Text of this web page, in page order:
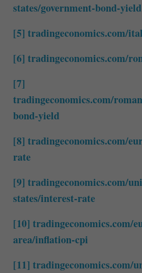
states/government-bond-yield
[5] tradingeconomics.com/
[6] tradingeconomics.com/
[7]
tradingeconomics.com/
bond-yield
[8] tradingeconomics.com/
rate
[9] tradingeconomics.com/
states/interest-rate
[10] tradingeconomics.com/
area/inflation-cpi
[11] tradingeconomics.com/